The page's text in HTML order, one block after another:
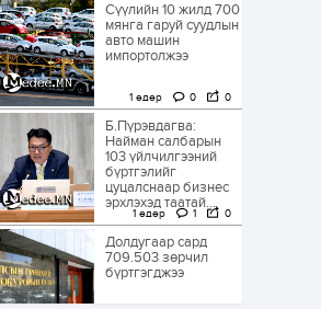
Сүүлийн 10 жилд 700
мянга гаруй суудлын
авто машин
импортолжээ
1 өдөр 0 0
Б.Пүрэвдагва:
Найман салбарын
103 үйлчилгээний
бүртгэлийг
цуцалснаар бизнес
эрхлэхэд таатай...
1 өдөр 1 0
Долдугаар сард
709.503 зөрчил
бүртгэгджээ